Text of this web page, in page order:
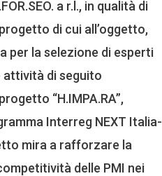
a r.l., in qualità di
di cui all’oggetto,
per la selezione di esperti
di seguito
“H.IMPA.RA”,
Interreg NEXT Italia-
mira a rafforzare la
delle PMI nei